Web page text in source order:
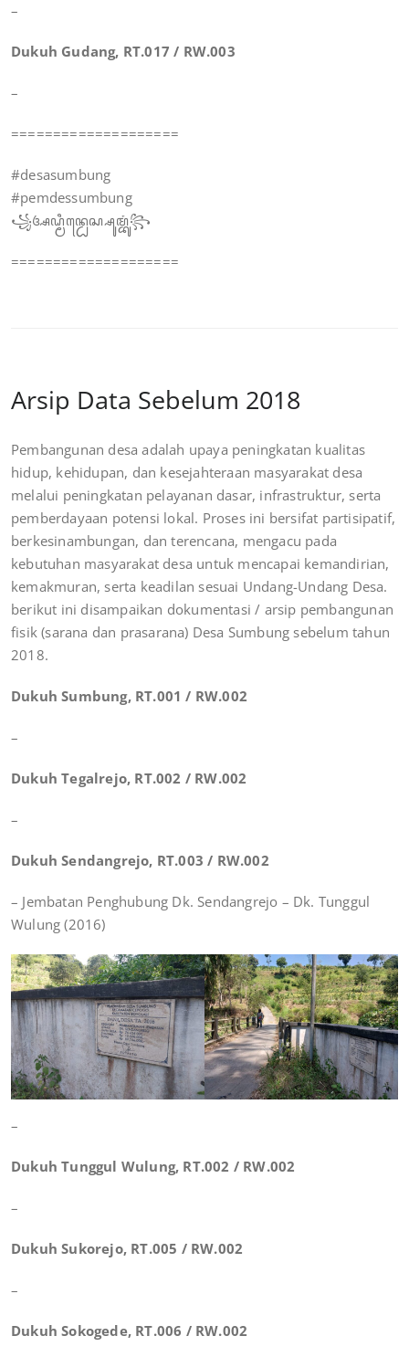
–
Dukuh Gudang, RT.017 / RW.003
–
====================
#desasumbung
#pemdessumbung
꧁ꦄꦝ꧀ꦩꦶꦤ꧀ꦝꦺꦱ꧀ꦱꦸꦩ꧀ꦧꦸꦁ꧂
====================
Arsip Data Sebelum 2018
Pembangunan desa adalah upaya peningkatan kualitas
hidup, kehidupan, dan kesejahteraan masyarakat desa
melalui peningkatan pelayanan dasar, infrastruktur, serta
pemberdayaan potensi lokal. Proses ini bersifat partisipatif,
berkesinambungan, dan terencana, mengacu pada
kebutuhan masyarakat desa untuk mencapai kemandirian,
kemakmuran, serta keadilan sesuai Undang-Undang Desa.
berikut ini disampaikan dokumentasi / arsip pembangunan
fisik (sarana dan prasarana) Desa Sumbung sebelum tahun
2018.
Dukuh Sumbung, RT.001 / RW.002
–
Dukuh Tegalrejo, RT.002 / RW.002
–
Dukuh Sendangrejo, RT.003 / RW.002
– Jembatan Penghubung Dk. Sendangrejo – Dk. Tunggul
Wulung (2016)
–
Dukuh Tunggul Wulung, RT.002 / RW.002
–
Dukuh Sukorejo, RT.005 / RW.002
–
Dukuh Sokogede, RT.006 / RW.002